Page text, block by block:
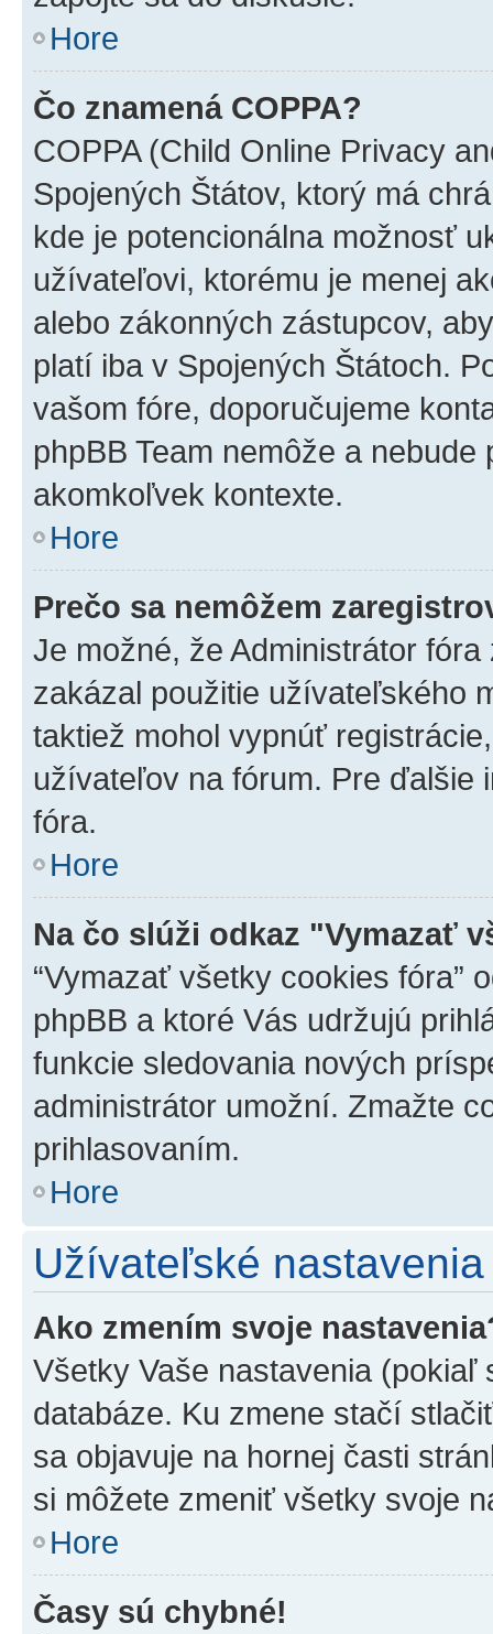
Hore
Čo znamená COPPA?
COPPA (Child Online Privacy
Spojených Štátov, ktorý má
kde je potencionálna možnosť
užívateľovi, ktorému je menej
alebo zákonných zástupcov,
platí iba v Spojených Štátoch.
vašom fóre, doporučujeme
phpBB Team nemôže a
akomkoľvek kontexte.
Hore
Prečo sa nemôžem
Je možné, že Administrátor
zakázal použitie užívateľského
taktiež mohol vypnúť
užívateľov na fórum. Pre ďalšie
fóra.
Hore
Na čo slúži odkaz "Vymazať
“Vymazať všetky cookies fóra”
phpBB a ktoré Vás udržujú
funkcie sledovania nových
administrátor umožní. Zmažte
prihlasovaním.
Hore
Užívateľské nastavenia
Ako zmením svoje
Všetky Vaše nastavenia
databáze. Ku zmene stačí
sa objavuje na hornej časti
si môžete zmeniť všetky svoje
Hore
Časy sú chybné!